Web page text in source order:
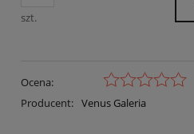
szt.
Ocena:
Producent: Venus Galeria